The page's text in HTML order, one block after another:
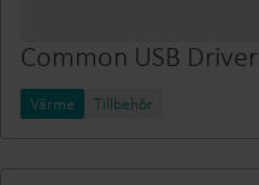
Common USB Driver
Värme Tillbehör